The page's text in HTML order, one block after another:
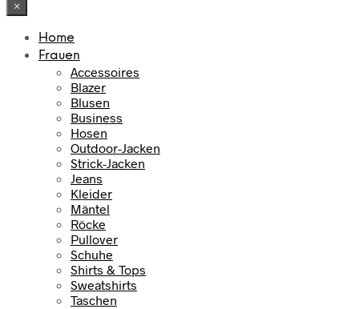
×
Home
Frauen
Accessoires
Blazer
Blusen
Business
Hosen
Outdoor-Jacken
Strick-Jacken
Jeans
Kleider
Mäntel
Röcke
Pullover
Schuhe
Shirts & Tops
Sweatshirts
Taschen